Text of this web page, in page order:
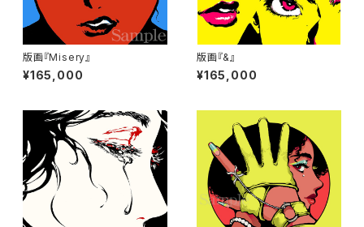
版画『Misery』
¥165,000
版画『&』
¥165,000